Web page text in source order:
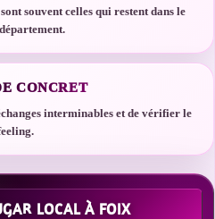
souvent celles qui restent dans le
CONCRET
interminables et de vérifier le
LOCAL À FOIX